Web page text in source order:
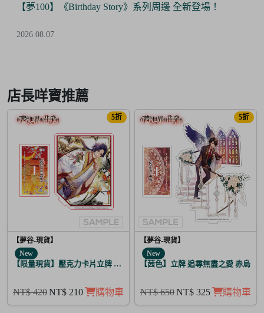
【夢100】《Birthday Story》系列周邊 全新登場！
2026.08.07
6
店長咩寶推薦
5折
【夢谷-現貨】
New
【限量現貨】壓克力卡片立牌 傳遞心意的新春 坂本龍馬
NT$ 420NT$ 210 購物車
5折
【夢谷-現貨】
New
【茜色】立牌 追尋無盡之愛 赤烏
NT$ 650NT$ 325 購物車